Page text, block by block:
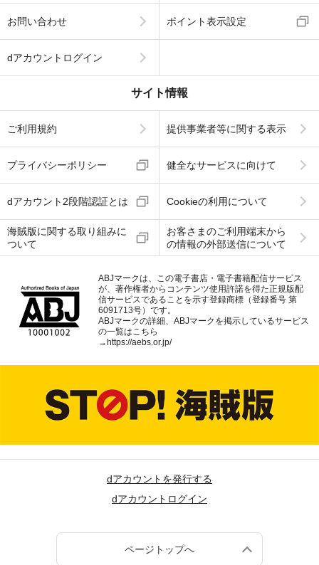
お問い合わせ ポイント表示設定
dアカウントログイン
サイト情報
ご利用規約 提供事業者等に関する表示
プライバシーポリシー 健全なサービスに向けて
dアカウント2段階認証とは Cookieの利用について
海賊版に関する取り組みに
ついて
お客さまのご利用端末から
の情報の外部送信について
ABJマークは、この電子書店・電子書籍配信サービス
が、著作権者からコンテンツ使用許諾を得た正規版配
信サービスであることを示す登録商標（登録番号 第
6091713号）です。
ABJマークの詳細、ABJマークを掲示しているサービス
の一覧はこちら
→ https://aebs.or.jp/
dアカウントを発行する
dアカウントログイン
ページトップへ